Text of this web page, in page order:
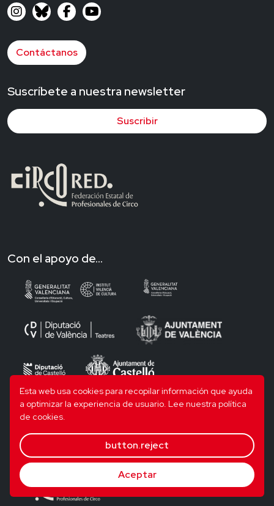
Esta web usa cookies para recopilar información que ayuda
a optimizar la experiencia de usuario. Lee nuestra política
de cookies.
button.reject
Aceptar
Contáctanos
Suscríbete a nuestra newsletter
Suscribir
Con el apoyo de...